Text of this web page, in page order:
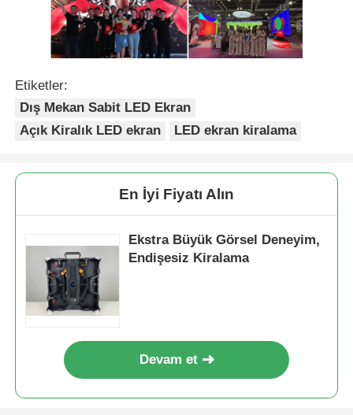
Etiketler:
Dış Mekan Sabit LED Ekran
Açık Kiralık LED ekran
LED ekran kiralama
En İyi Fiyatı Alın
Ekstra Büyük Görsel Deneyim,
Endişesiz Kiralama
Devam et